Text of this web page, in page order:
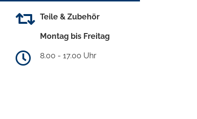
Teile & Zubehör
Montag bis Freitag
8.00 - 17.00 Uhr